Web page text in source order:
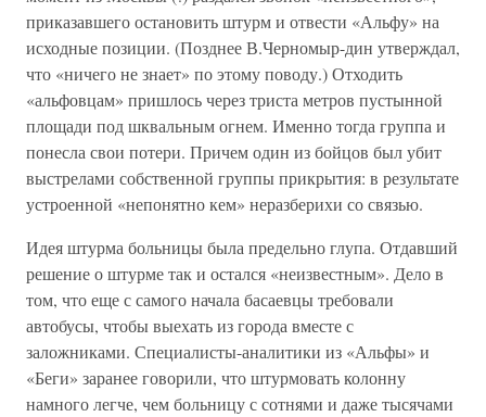
приказавшего остановить штурм и отвести «Альфу» на
исходные позиции. (Позднее В.Черномыр-дин утверждал,
что «ничего не знает» по этому поводу.) Отходить
«альфовцам» пришлось через триста метров пустынной
площади под шквальным огнем. Именно тогда группа и
понесла свои потери. Причем один из бойцов был убит
выстрелами собственной группы прикрытия: в результате
устроенной «непонятно кем» неразберихи со связью.
Идея штурма больницы была предельно глупа. Отдавший
решение о штурме так и остался «неизвестным». Дело в
том, что еще с самого начала басаевцы требовали
автобусы, чтобы выехать из города вместе с
заложниками. Специалисты-аналитики из «Альфы» и
«Беги» заранее говорили, что штурмовать колонну
намного легче, чем больницу с сотнями и даже тысячами